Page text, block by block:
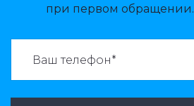
при первом обращении.